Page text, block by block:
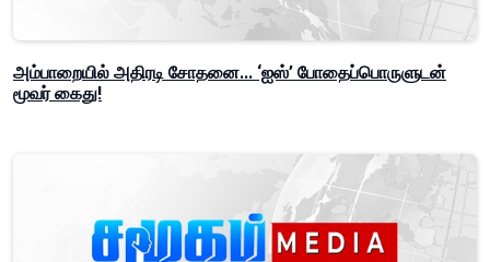
அம்பாறையில் அதிரடி சோதனை... ‘ஐஸ்’ போதைப்பொருளுடன்
மூவர் கைது!